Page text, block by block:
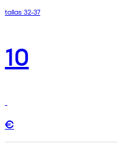
tallas 32-37
10
€